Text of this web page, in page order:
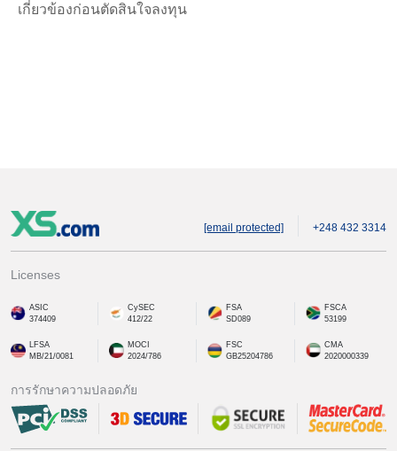
เกี่ยวข้องก่อนตัดสินใจลงทุน
[email protected] +248 432 3314
Licenses
ASIC
374409
CySEC
412/22
FSA
SD089
FSCA
53199
LFSA
MB/21/0081
MOCI
2024/786
FSC
GB25204786
CMA
2020000339
การรักษาความปลอดภัย